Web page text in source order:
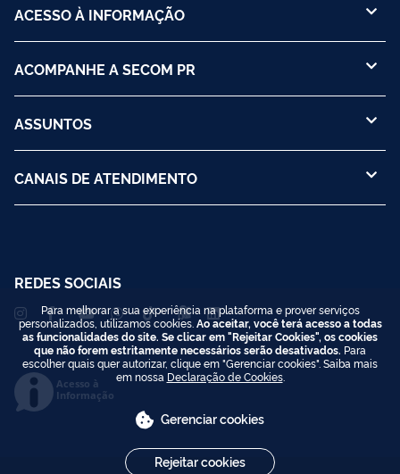
ACESSO À INFORMAÇÃO
ACOMPANHE A SECOM PR
ASSUNTOS
CANAIS DE ATENDIMENTO
REDES SOCIAIS
Acesso à
Informação
Para melhorar a sua experiência na plataforma e prover serviços
personalizados, utilizamos cookies. Ao aceitar, você terá acesso a todas
as funcionalidades do site. Se clicar em "Rejeitar Cookies", os cookies
que não forem estritamente necessários serão desativados. Para
escolher quais quer autorizar, clique em "Gerenciar cookies". Saiba mais
em nossa Declaração de Cookies.
Gerenciar cookies
Rejeitar cookies